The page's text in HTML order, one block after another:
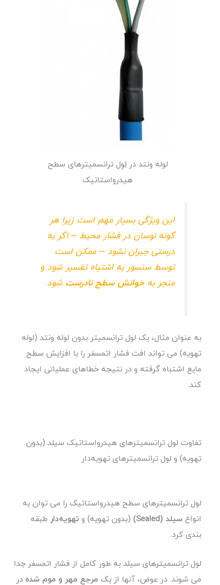
لوله ونتددر لِوِل ترانسمیترهای سطح
هیدرواستاتیک
این ویژگی بسیار مهم است زیرا هر
گونه نوسان در فشار محیط – اگر به
درستی جبران نشود – ممکن است
توسط سنسور به اشتباه تفسیر شود و
منجر بهخوانش سطح نادرست شود.
به عنوان مثال، یک لول ترانسمیتر بدون لوله ونتد (لوله
تهویه) می تواند افت فشار اتمسفر را با افزایش سطح
مایع اشتباه گرفته و در نتیجه خطاهای عملیاتی ایجاد
کند.
تفاوت لول ترانسمیترهای هیدرواستاتیک سیلد (بدون
تهویه) و لول ترانسمیترهای تهویه‌‌دار
لول ترانسمیترهای سطح هیدرواستاتیک را می توان به
انواع سیلد (Sealed) (بدون تهویه) و تهویه‌‌دار طبقه
بندی کرد.
لول ترانسمیترهای سیلد به طور کامل از فشار اتمسفر جدا
می شوند. در عوض، آنها از یک مرجع مهر و موم شدهدر